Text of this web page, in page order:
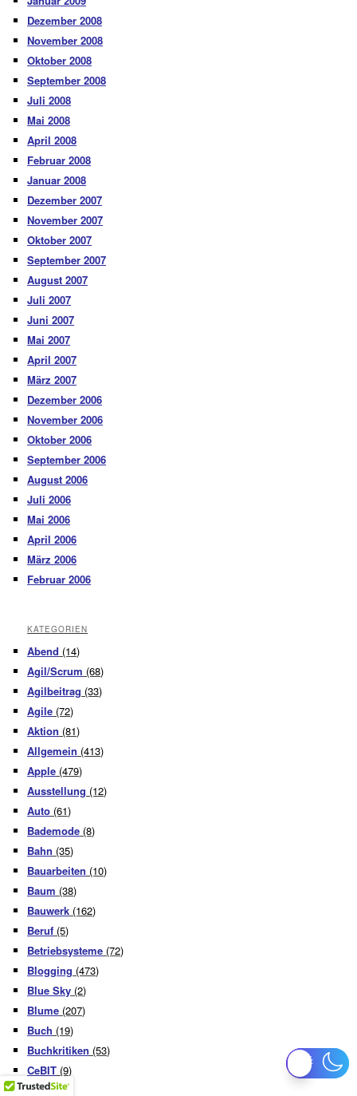
Dezember 2008
November 2008
Oktober 2008
September 2008
Juli 2008
Mai 2008
April 2008
Februar 2008
Januar 2008
Dezember 2007
November 2007
Oktober 2007
September 2007
August 2007
Juli 2007
Juni 2007
Mai 2007
April 2007
März 2007
Dezember 2006
November 2006
Oktober 2006
September 2006
August 2006
Juli 2006
Mai 2006
April 2006
März 2006
Februar 2006
KATEGORIEN
Abend (14)
Agil/Scrum (68)
Agilbeitrag (33)
Agile (72)
Aktion (81)
Allgemein (413)
Apple (479)
Ausstellung (12)
Auto (61)
Bademode (8)
Bahn (35)
Bauarbeiten (10)
Baum (38)
Bauwerk (162)
Beruf (5)
Betriebsysteme (72)
Blogging (473)
Blue Sky (2)
Blume (207)
Buch (19)
Buchkritiken (53)
CeBIT (9)
City(99)